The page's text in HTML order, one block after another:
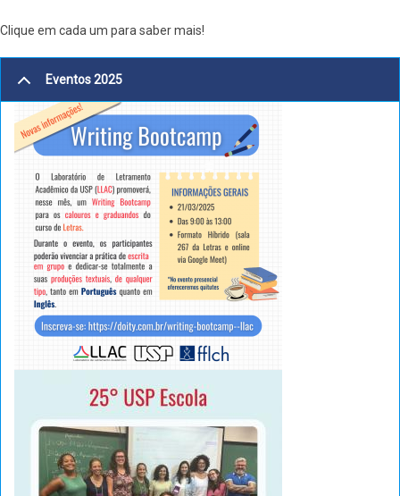
Clique em cada um para saber mais!
Eventos 2025